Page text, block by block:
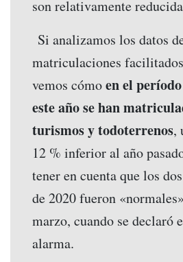
son relativamente
Si analizamos los datos
matriculaciones
vemos cómoen el
este año se han
turismos y todoterrenos,
12 % inferior al año
tener en cuenta que los
de 2020 fueron
marzo, cuando se declaró
alarma.